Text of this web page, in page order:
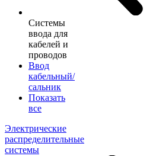
Системы
ввода для
кабелей и
проводов
Ввод
кабельный/
сальник
Показать
все
Электрические
распределительные
системы